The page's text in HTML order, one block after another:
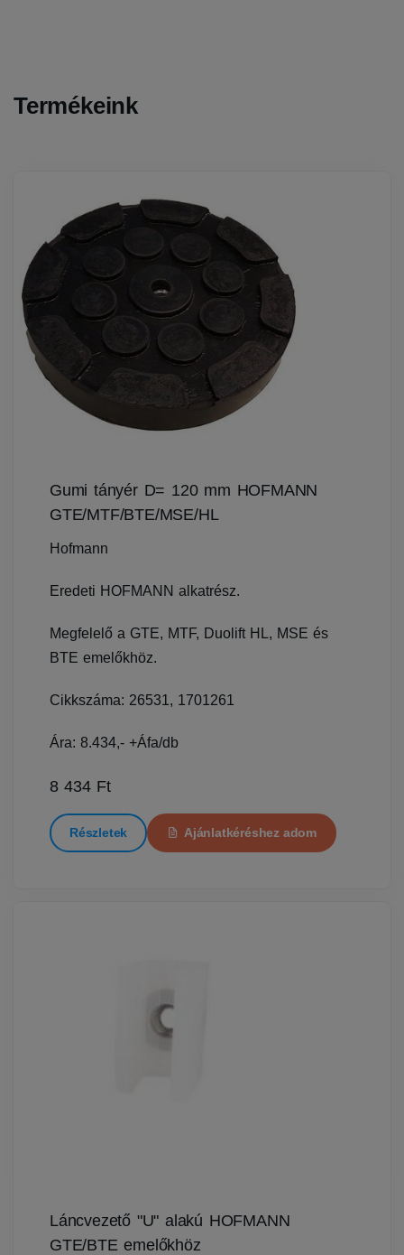
Termékeink
Gumi tányér D= 120 mm HOFMANN
GTE/MTF/BTE/MSE/HL
Hofmann
Eredeti HOFMANN alkatrész.
Megfelelő a GTE, MTF, Duolift HL, MSE és
BTE emelőkhöz.
Cikkszáma: 26531, 1701261
Ára: 8.434,- +Áfa/db
8 434 Ft
Részletek Ajánlatkéréshez adom
Láncvezető "U" alakú HOFMANN
GTE/BTE emelőkhöz